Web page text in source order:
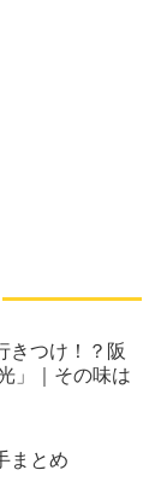
きつけ！？阪
」｜その味は
まとめ